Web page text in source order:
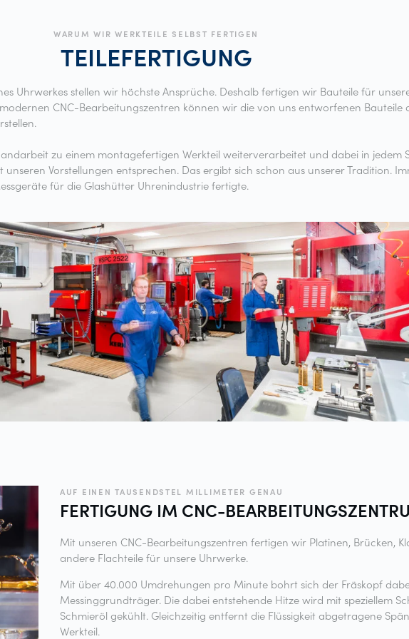
WARUM WIR WERKTEILE SELBST FERTIGEN
TEILEFERTIGUNG
Uhrwerkes stellen wir höchste Ansprüche. Deshalb fertigen wir Bauteile für
CNC-Bearbeitungszentren können wir die von uns entworfenen Bauteile
zu einem montagefertigen Werkteil weiterverarbeitet und dabei in jedem
Vorstellungen entsprechen. Das ergibt sich schon aus unserer Tradition.
für die Glashütter Uhrenindustrie fertigte.
AUF EINEN TAUSENDSTEL MILLIMETER GENAU
FERTIGUNG IM CNC-
Mit unseren CNC-Bearbeitungszentren fertigen wir Platinen, Brücken,
andere Flachteile für unsere Uhrwerke.
Mit über 40.000 Umdrehungen pro Minute bohrt sich der Fräskopf
Messinggrundträger. Die dabei entstehende Hitze wird mit speziellem
Schmieröl gekühlt. Gleichzeitig entfernt die Flüssigkeit abgetragene
Werkteil.